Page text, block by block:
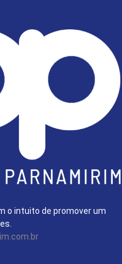
o intuito de promover um